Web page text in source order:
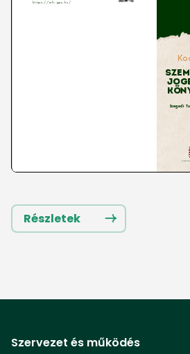
Részletek
Szervezet és működés